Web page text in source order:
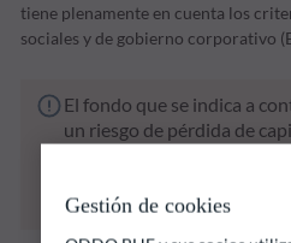
tiene plenamente en cuenta los
sociales y de gobierno corporativo
El fondo que se indica a
un riesgo de pérdida de
tiempo
Gestión de cookies